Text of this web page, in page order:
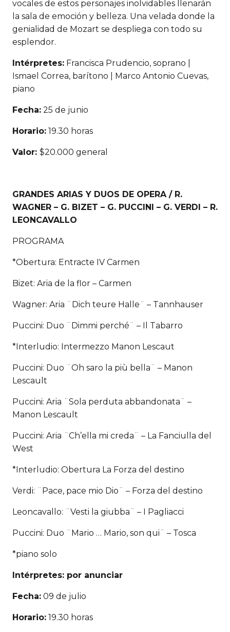
vocales de estos personajes inolvidables llenarán
la sala de emoción y belleza. Una velada donde la
genialidad de Mozart se despliega con todo su
esplendor.
Intérpretes: Francisca Prudencio, soprano |
Ismael Correa, barítono | Marco Antonio Cuevas,
piano
Fecha: 25 de junio
Horario: 19.30 horas
Valor: $20.000 general
GRANDES ARIAS Y DUOS DE OPERA / R.
WAGNER – G. BIZET – G. PUCCINI – G. VERDI – R.
LEONCAVALLO
PROGRAMA
*Obertura: Entracte IV Carmen
Bizet: Aria de la flor – Carmen
Wagner: Aria ¨Dich teure Halle¨ – Tannhauser
Puccini: Duo ¨Dimmi perché¨ – Il Tabarro
*Interludio: Intermezzo Manon Lescaut
Puccini: Duo ¨Oh saro la più bella¨ – Manon
Lescault
Puccini: Aria ¨Sola perduta abbandonata¨ –
Manon Lescault
Puccini: Aria ¨Ch’ella mi creda¨ – La Fanciulla del
West
*Interludio: Obertura La Forza del destino
Verdi: ¨Pace, pace mio Dio¨ – Forza del destino
Leoncavallo: ¨Vesti la giubba¨ – I Pagliacci
Puccini: Duo ¨Mario … Mario, son qui¨ – Tosca
*piano solo
Intérpretes: por anunciar
Fecha: 09 de julio
Horario: 19.30 horas